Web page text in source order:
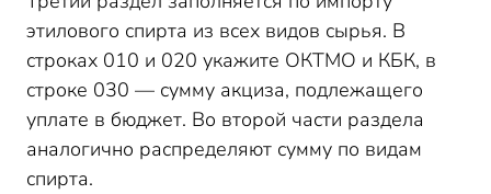
этилового спирта из всех видов сырья. В
строках 010 и 020 укажите ОКТМО и КБК, в
строке 030 — сумму акциза, подлежащего
уплате в бюджет. Во второй части раздела
аналогично распределяют сумму по видам
спирта.